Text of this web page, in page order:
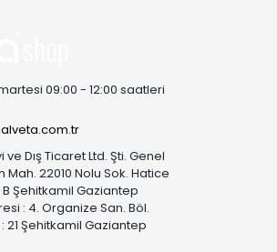
09:00 - 12:00 saatleri
Dış Ticaret Ltd. Şti. Genel
Mah. 22010 Nolu Sok. Hatice
B Şehitkamil Gaziantep
: 4. Organize San. Böl.
21 Şehitkamil Gaziantep